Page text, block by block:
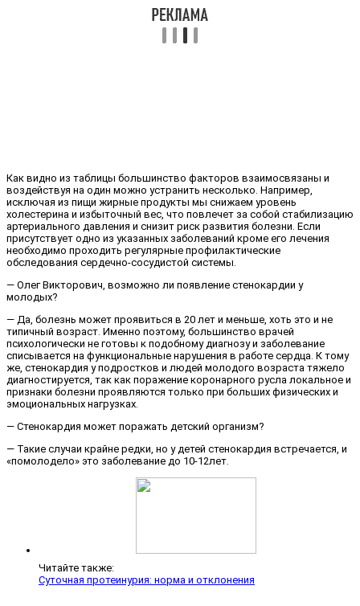
Как видно из таблицы большинство факторов взаимосвязаны и
воздействуя на один можно устранить несколько. Например,
исключая из пищи жирные продукты мы снижаем уровень
холестерина и избыточный вес, что повлечет за собой стабилизацию
артериального давления и снизит риск развития болезни. Если
присутствует одно из указанных заболеваний кроме его лечения
необходимо проходить регулярные профилактические
обследования сердечно-сосудистой системы.
— Олег Викторович, возможно ли появление стенокардии у
молодых?
— Да, болезнь может проявиться в 20 лет и меньше, хоть это и не
типичный возраст. Именно поэтому, большинство врачей
психологически не готовы к подобному диагнозу и заболевание
списывается на функциональные нарушения в работе сердца. К тому
же, стенокардия у подростков и людей молодого возраста тяжело
диагностируется, так как поражение коронарного русла локальное и
признаки болезни проявляются только при больших физических и
эмоциональных нагрузках.
— Стенокардия может поражать детский организм?
— Такие случаи крайне редки, но у детей стенокардия встречается, и
«помолодело» это заболевание до 10-12лет.
Читайте также:
Суточная протеинурия: норма и отклонения